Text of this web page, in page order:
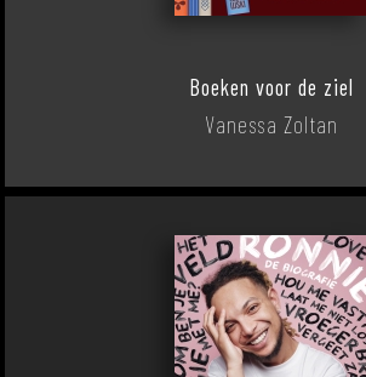
Boeken voor de ziel
Vanessa Zoltan